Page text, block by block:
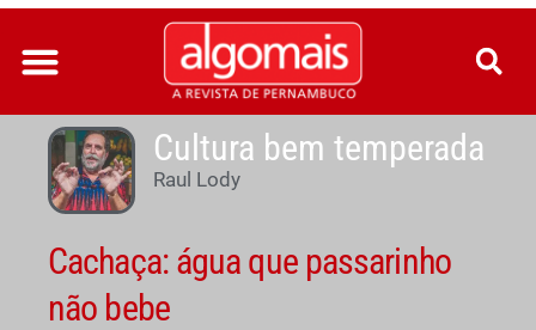
Ir
para
conteúdo
Cultura bem temperada
Raul Lody
Cachaça: água que passarinho
não bebe